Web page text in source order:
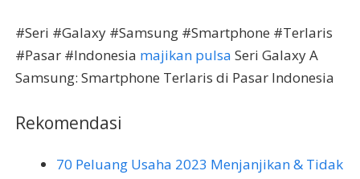
#Seri #Galaxy #Samsung #Smartphone #Terlaris
#Pasar #Indonesia majikan pulsa Seri Galaxy A
Samsung: Smartphone Terlaris di Pasar Indonesia
Rekomendasi
70 Peluang Usaha 2023 Menjanjikan & Tidak